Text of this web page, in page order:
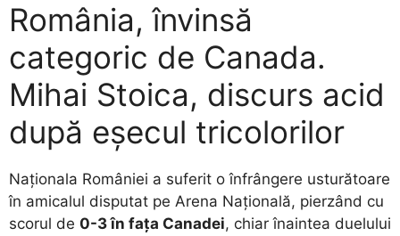
România, învinsă
categoric de Canada.
Mihai Stoica, discurs acid
după eșecul tricolorilor
Naționala României a suferit o înfrângere usturătoare
în amicalul disputat pe Arena Națională, pierzând cu
scorul de 0-3 în fața Canadei, chiar înaintea duelului